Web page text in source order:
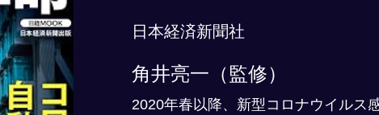
日本経済新聞社
角井亮一（監修）
2020年春以降、新型コロナウイルス